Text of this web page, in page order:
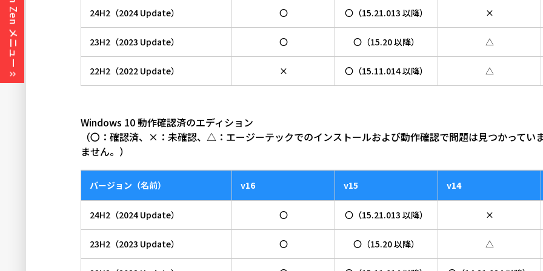
Actian Zen メニュー 24H2（2024 Update） 〇 〇（15.21.013 以降） ×
23H2（2023 Update） 〇 〇（15.20 以降） △
22H2（2022 Update） × 〇（15.11.014 以降） △
Windows 10 動作確認済のエディション
（〇：確認済、×：未確認、△：エージーテックでのインストールおよび動作確認で問題は見つかってい
ません。）
バージョン（名前） v16 v15 v14
24H2（2024 Update） 〇 〇（15.21.013 以降） ×
23H2（2023 Update） 〇 〇（15.20 以降） △